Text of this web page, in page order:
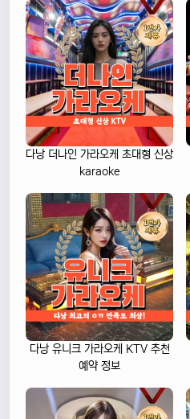
다낭 더나인 가라오케 초대형 신상
karaoke
다낭 유니크 가라오케 KTV 추천
예약 정보